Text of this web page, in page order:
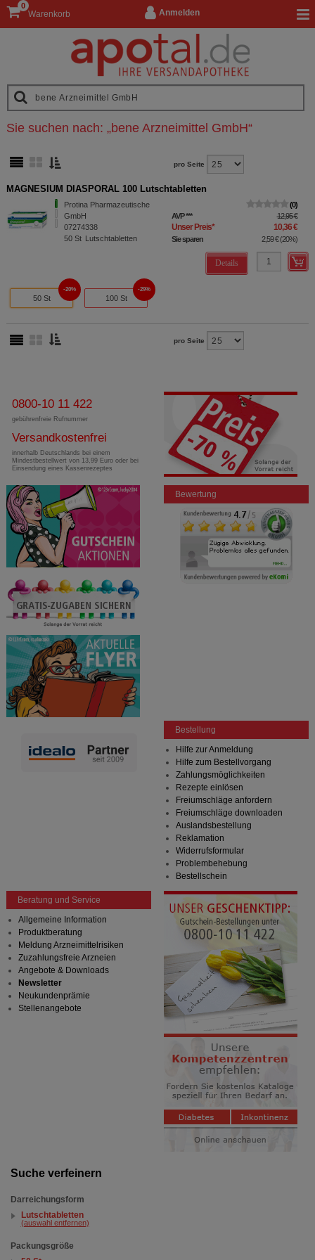
Anmelden
Warenkorb
0
Suche verfeinern
Darreichungsform
Lutschtabletten
(auswahl entfernen)
Packungsgröße
Sie suchen nach: „bene Arzneimittel GmbH“
pro Seite
MAGNESIUM DIASPORAL 100 Lutschtabletten
Protina Pharmazeutische
GmbH
07274338
50 St Lutschtabletten
0
AVP*** 12,95 €
Unser Preis* 10,36 €
Sie sparen 2,59 €(20%)
Details
50 St
20%
100 St
29%
pro Seite
0800-10 11 422
gebührenfreie Rufnummer
Versandkostenfrei
innerhalb Deutschlands bei einem
Mindestbestellwert von 13,99 Euro oder bei
Einsendung eines Kassenrezeptes
Bewertung
Bestellung
Hilfe zur Anmeldung
Hilfe zum Bestellvorgang
Zahlungsmöglichkeiten
Rezepte einlösen
Freiumschläge anfordern
Freiumschläge downloaden
Auslandsbestellung
Reklamation
Widerrufsformular
Problembehebung
Bestellschein
Beratung und Service
Allgemeine Information
Produktberatung
Meldung Arzneimittelrisiken
Zuzahlungsfreie Arzneien
Angebote & Downloads
Newsletter
Neukundenprämie
Stellenangebote